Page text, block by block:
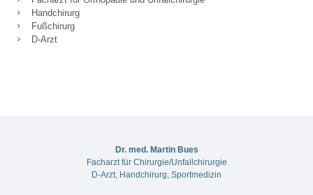
Handchirurg
Fußchirurg
D-Arzt
Dr. med. Martin Bues
Facharzt für Chirurgie/Unfallchirurgie
D-Arzt, Handchirurg, Sportmedizin